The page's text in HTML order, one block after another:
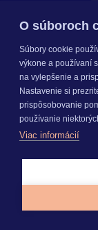
KROS
O súboroch
Súbory cookie
výkone a používaní
na vylepšenie a
Nastavenie si
prispôsobovanie
používanie
Viac informácií